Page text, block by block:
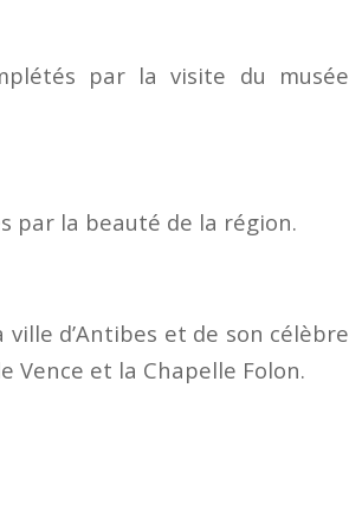
par la visite du musée
par la beauté de la région.
d’Antibes et de son célèbre
Vence et la Chapelle Folon.